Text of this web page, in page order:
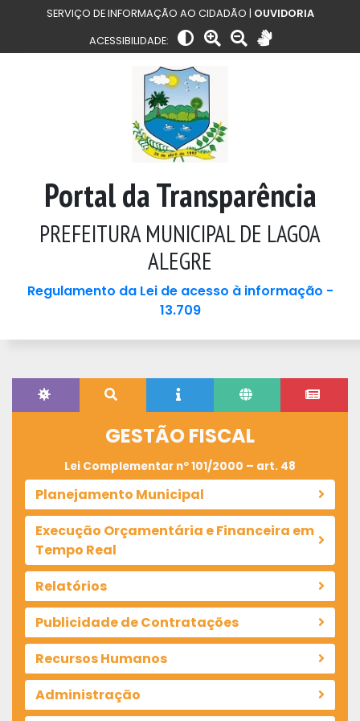
SERVIÇO DE INFORMAÇÃO AO CIDADÃO | OUVIDORIA
ACESSIBILIDADE:
Portal da Transparência
PREFEITURA MUNICIPAL DE LAGOA
ALEGRE
Regulamento da Lei de acesso à informação -
13.709
GESTÃO FISCAL
Lei Complementar nº 101/2000 – art. 48
Planejamento Municipal
Execução Orçamentária e Financeira em
Tempo Real
Relatórios
Publicidade de Contratações
Recursos Humanos
Administração